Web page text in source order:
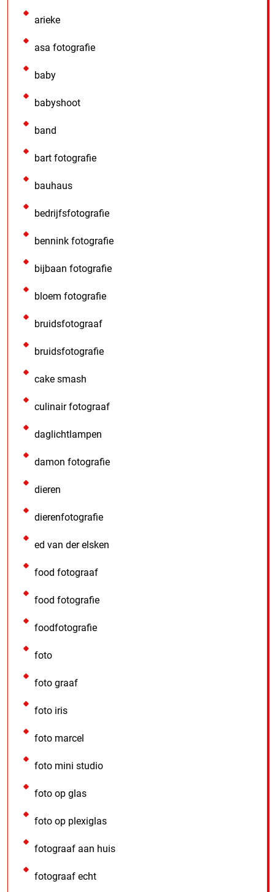
arieke
asa fotografie
baby
babyshoot
band
bart fotografie
bauhaus
bedrijfsfotografie
bennink fotografie
bijbaan fotografie
bloem fotografie
bruidsfotograaf
bruidsfotografie
cake smash
culinair fotograaf
daglichtlampen
damon fotografie
dieren
dierenfotografie
ed van der elsken
food fotograaf
food fotografie
foodfotografie
foto
foto graaf
foto iris
foto marcel
foto mini studio
foto op glas
foto op plexiglas
fotograaf aan huis
fotograaf echt